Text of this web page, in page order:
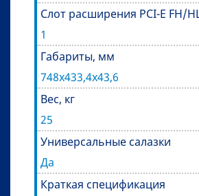
Слот расширения PCI-E FH/
1
Габариты, мм
748х433,4х43,6
Вес, кг
25
Универсальные салазки
Да
Краткая спецификация